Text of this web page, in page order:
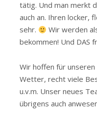
tätig. Und man merkt
auch an. Ihren locker,
sehr.
Wir werden
bekommen! Und DAS
Wir hoffen für
Wetter, recht viele
u.v.m. Unser neues
übrigens auch